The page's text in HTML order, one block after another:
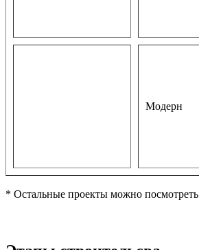
Модерн
* Остальные проекты можно посмотреть